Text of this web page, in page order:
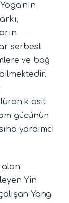
serbest
ve bağ
asit
gücünün
yardımcı
alan
Yin
Yang